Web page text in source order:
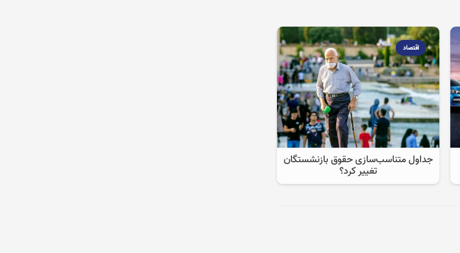
اقتصاد
جداول متناسب‌سازی حقوق بازنشستگان
تغییر کرد؟